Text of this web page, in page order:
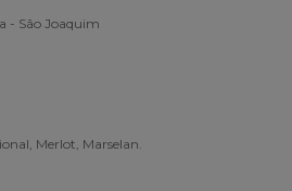
- São Joaquim
Merlot, Marselan.